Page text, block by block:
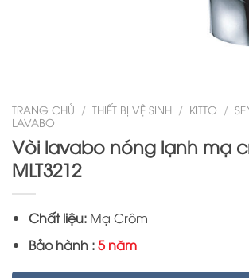
TRANG CHỦ / THIẾT BỊ VỆ SINH / KITTO /
LAVABO
Vòi lavabo nóng lạnh mạ
MLT3212
Chất liệu: Mạ Crôm
Bảo hành :5 năm